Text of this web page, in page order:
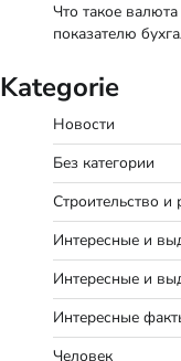
Что такое
показателю
Kategorie
Новости
Без категории
Строительство и
Интересные и
Интересные и
Интересные
Человек